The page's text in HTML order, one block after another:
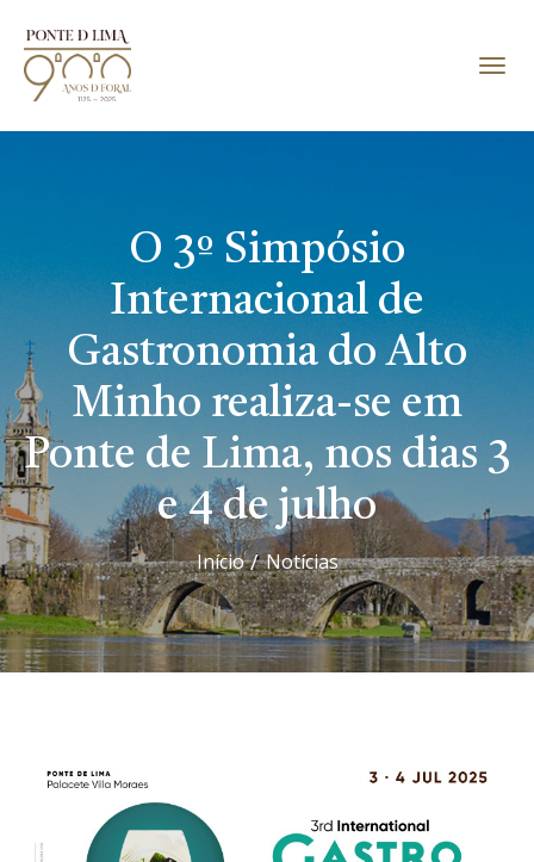
O 3º Simpósio
Internacional de
Gastronomia do Alto
Minho realiza-se em
Ponte de Lima, nos dias 3
e 4 de julho
Início Notícias